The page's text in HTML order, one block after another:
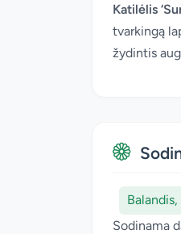
Katilėlis
tvarkingą
žydintis
Sodinama